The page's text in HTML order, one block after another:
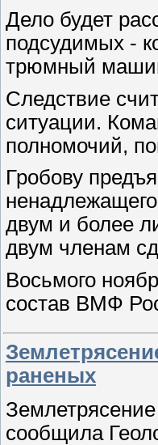
Дело будет
подсудимых -
трюмный
Следствие
ситуации.
полномочий,
Гробову
двум и более
двум членам
Восьмого
состав ВМФ
раненых
сообщила